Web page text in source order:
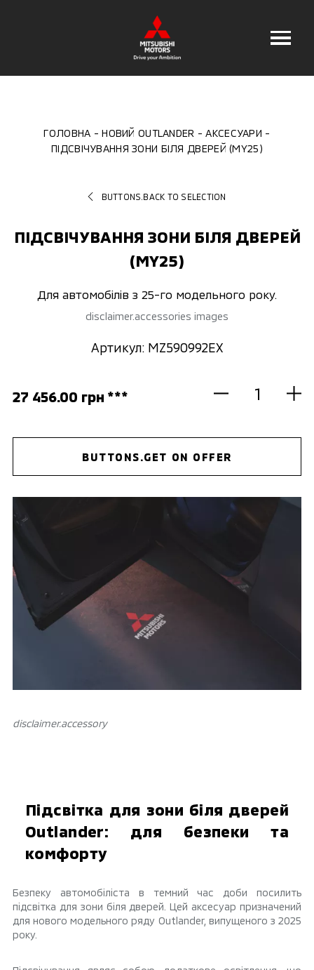
ГОЛОВНА НОВИЙ OUTLANDER
АКСЕСУАРИ
ПІДСВІЧУВАННЯ ЗОНИ БІЛЯ ДВЕРЕЙ (MY25)
BUTTONS.BACK TO SELECTION
ПІДСВІЧУВАННЯ ЗОНИ БІЛЯ ДВЕРЕЙ
(MY25)
Для автомобілів з 25-го модельного року.
disclaimer.accessories images
Артикул: MZ590992EX
27 456.00 грн ***
BUTTONS.GET ON OFFER
disclaimer.аccessory
Підсвітка для зони біля дверей
Outlander: для безпеки та
комфорту
Безпеку автомобіліста в темний час доби посилить
підсвітка для зони біля дверей. Цей аксесуар призначений
для нового модельного ряду Outlander, випущеного з 2025
року.